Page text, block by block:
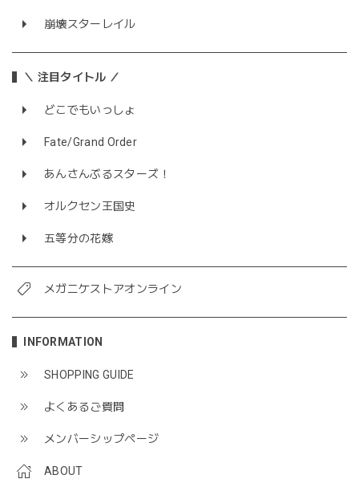
崩壊スターレイル
＼ 注目タイトル ／
どこでもいっしょ
Fate/Grand Order
あんさんぶるスターズ！
オルクセン王国史
五等分の花嫁
メガニケストアオンライン
INFORMATION
SHOPPING GUIDE
よくあるご質問
メンバーシップページ
ABOUT